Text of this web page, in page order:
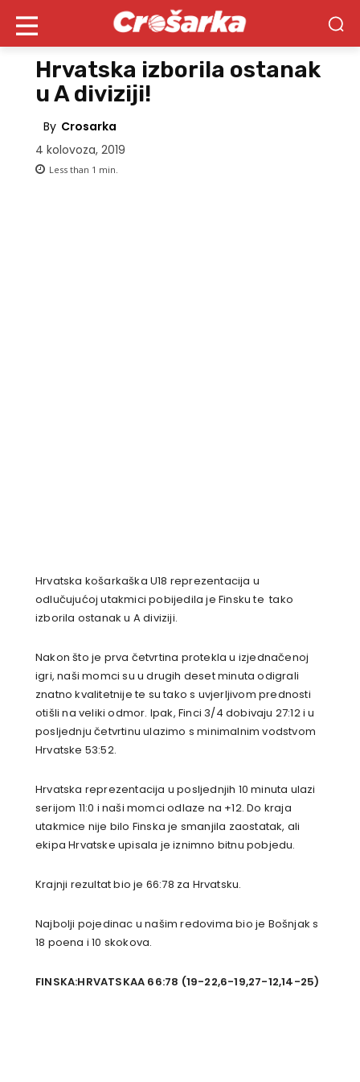
Hrvatska izborila ostanak
u A diviziji!
By Crosarka
4 kolovoza, 2019
Less than 1 min.
Hrvatska košarkaška U18 reprezentacija u
odlučujućoj utakmici pobijedila je Finsku te tako
izborila ostanak u A diviziji.
Nakon što je prva četvrtina protekla u izjednačenoj
igri, naši momci su u drugih deset minuta odigrali
znatno kvalitetnije te su tako s uvjerljivom prednosti
otišli na veliki odmor. Ipak, Finci 3/4 dobivaju 27:12 i u
posljednju četvrtinu ulazimo s minimalnim vodstvom
Hrvatske 53:52.
Hrvatska reprezentacija u posljednjih 10 minuta ulazi
serijom 11:0 i naši momci odlaze na +12. Do kraja
utakmice nije bilo Finska je smanjila zaostatak, ali
ekipa Hrvatske upisala je iznimno bitnu pobjedu.
Krajnji rezultat bio je 66:78 za Hrvatsku.
Najbolji pojedinac u našim redovima bio je Bošnjak s
18 poena i 10 skokova.
FINSKA:HRVATSKAA 66:78 (19-22,6-19,27-12,14-25)